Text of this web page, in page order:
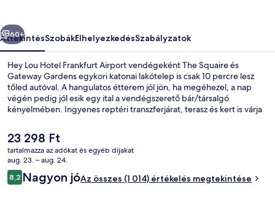
Következő
60+
ÁttekintésSzobákElhelyezkedésSzabályzatok
Hey Lou Hotel Frankfurt Airport vendégeként The Squaire és
Gateway Gardens egykori katonai lakótelep is csak 10 percre lesz
tőled autóval. A hangulatos étterem jól jön, ha megéhezel, a nap
végén pedig jól esik egy ital a vendégszerető bár/társalgó
kényelmében. Ingyenes reptéri transzferjárat, terasz és kert is várja
jellemzőit: segítőkész személyzet és reggeli.
A
jelenlegi
ár
23 298 Ft
23 298 Ft
tartalmazza az adókat és egyéb díjakat
aug. 23. – aug. 24.
Értékelések
8,28,2 ennyiből: 10
Nagyon jóAz összes (1 014) értékelés megtekintése